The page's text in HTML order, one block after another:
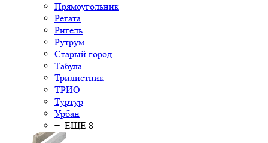
Прямоугольник
Регата
Ригель
Рутрум
Старый город
Табула
Трилистник
ТРИО
Туртур
Урбан
+ ЕЩЕ 8